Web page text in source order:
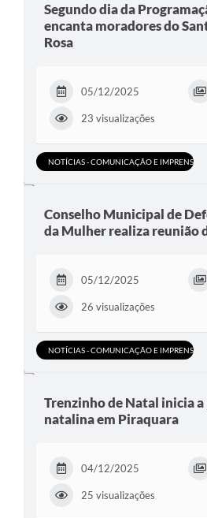
Segundo dia da
encanta moradores do
Rosa
05/12/2025
23 visualizações
NOTÍCIAS - COMUNICAÇÃO E IMPRENSA
Conselho Municipal de
da Mulher realiza reunião
05/12/2025
26 visualizações
NOTÍCIAS - COMUNICAÇÃO E IMPRENSA
Trenzinho de Natal inicia
natalina em Piraquara
04/12/2025
25 visualizações